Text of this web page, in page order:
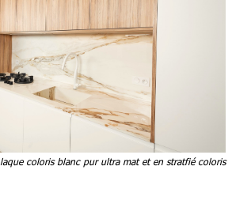
laque coloris blanc pur ultra mat et en stratfié coloris